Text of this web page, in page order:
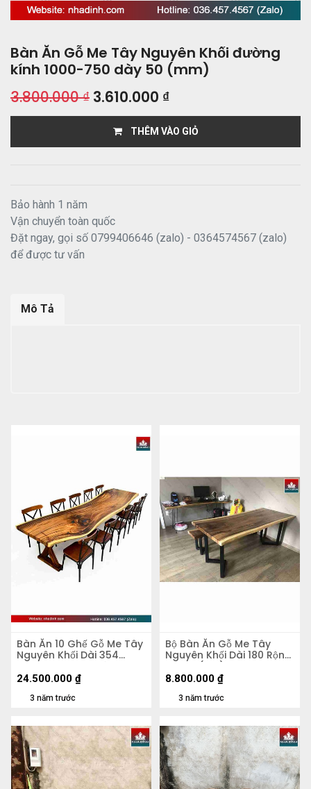
Bàn Ăn Gỗ Me Tây Nguyên Khối đường
kính 1000-750 dày 50 (mm)
3.800.000₫ 3.610.000 ₫
THÊM VÀO GIỎ
Bảo hành 1 năm
Vận chuyển toàn quốc
Đặt ngay, gọi số 0799406646 (zalo) - 0364574567 (zalo)
để được tư vấn
Mô Tả
Bàn Ăn 10 Ghế Gỗ Me Tây
Nguyên Khối Dài 354
Cao 75 (cm)
3 năm trước
24.500.000 ₫
Bộ Bàn Ăn Gỗ Me Tây
Nguyên Khối Dài 180 Rộng
75-80 (cm)
3 năm trước
8.800.000 ₫